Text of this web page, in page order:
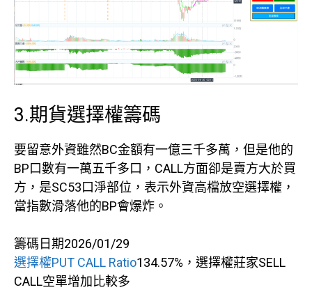
3.期貨選擇權籌碼
要留意外資雖然BC金額有一億三千多萬，但是他的
BP口數有一萬五千多口，CALL方面卻是賣方大於買
方，是SC53口淨部位，表示外資高檔放空選擇權，
當指數滑落他的BP會爆炸。
籌碼日期2026/01/29
選擇權PUT CALL Ratio134.57%，選擇權莊家SELL
CALL空單增加比較多